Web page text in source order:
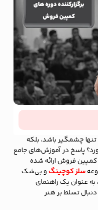
چشمگیر باشد، بلکه
پاسخ در آموزش‌های جامع
کمپین فروش ارائه شده
سلز کوچینگو بی‌شک
به عنوان یک راهنمای
تسلط بر هنر